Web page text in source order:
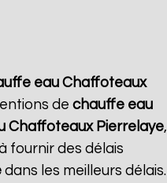
eau Chaffoteaux
de chauffe eau
Chaffoteaux Pierrelaye,
fournir des délais
dans les meilleurs délais.